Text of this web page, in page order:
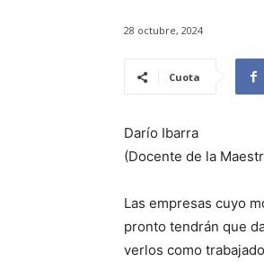
28 octubre, 2024
Cuota
Darío Ibarra
(Docente de la
Las empresas cuyo
pronto tendrán que
verlos como